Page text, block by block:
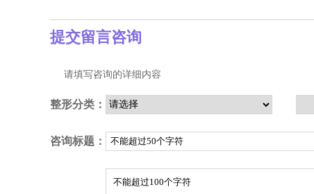
提交留言咨询
请填写咨询的详细内容
整形分类：
咨询标题：